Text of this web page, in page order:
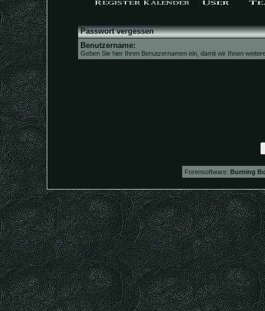
Passwort vergessen
Benutzername:
Geben Sie hier Ihren Benutzernamen ein, damit wir Ihnen
Forensoftware: Burning